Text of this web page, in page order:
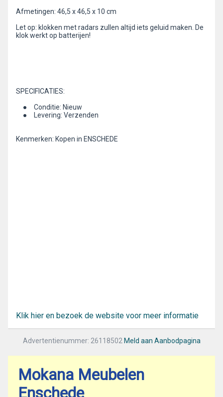
Afmetingen: 46,5 x 46,5 x 10 cm
Let op: klokken met radars zullen altijd iets geluid maken. De
klok werkt op batterijen!
SPECIFICATIES:
● Conditie: Nieuw
● Levering: Verzenden
Kenmerken: Kopen in ENSCHEDE
Klik hier en bezoek de website voor meer informatie
Advertentienummer: 26118502 Meld aan Aanbodpagina
Mokana Meubelen
Enschede